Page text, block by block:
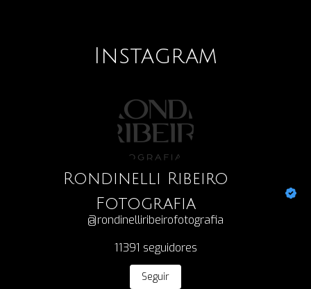
Instagram
Rondinelli Ribeiro
Fotografia
@rondinelliribeirofotografia
11391 seguidores
Seguir